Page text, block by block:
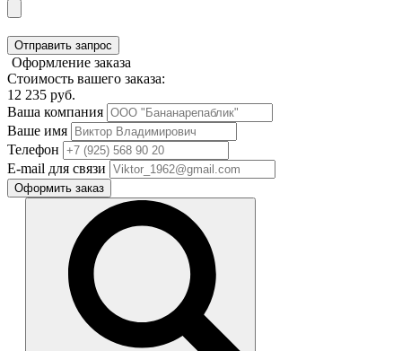
Отправить запрос
Оформление заказа
Стоимость вашего заказа:
12 235 руб.
Ваша компания
Ваше имя
Телефон
E-mail для связи
Оформить заказ